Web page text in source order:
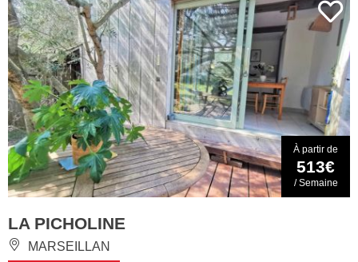
À partir de
513€
/ Semaine
LA PICHOLINE
MARSEILLAN